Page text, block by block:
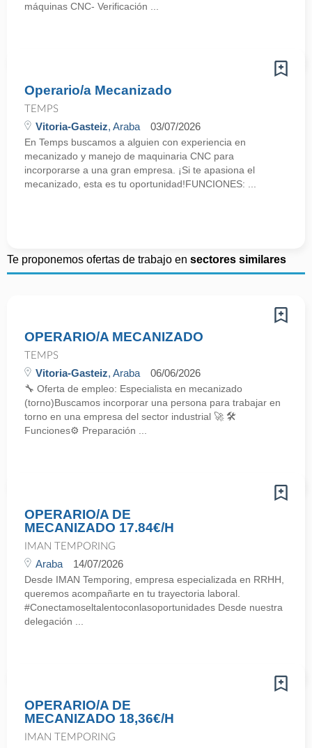
máquinas CNC- Verificación ...
Operario/a Mecanizado
TEMPS
Vitoria-Gasteiz, Araba 03/07/2026
En Temps buscamos a alguien con experiencia en
mecanizado y manejo de maquinaria CNC para
incorporarse a una gran empresa. ¡Si te apasiona el
mecanizado, esta es tu oportunidad!FUNCIONES: ...
Te proponemos ofertas de trabajo en sectores similares
OPERARIO/A MECANIZADO
TEMPS
Vitoria-Gasteiz, Araba 06/06/2026
🔧 Oferta de empleo: Especialista en mecanizado
(torno)Buscamos incorporar una persona para trabajar en
torno en una empresa del sector industrial 🚀 🛠️
Funciones⚙️ Preparación ...
OPERARIO/A DE
MECANIZADO 17.84€/H
IMAN TEMPORING
Araba 14/07/2026
Desde IMAN Temporing, empresa especializada en RRHH,
queremos acompañarte en tu trayectoria laboral.
#Conectamoseltalentoconlasoportunidades Desde nuestra
delegación ...
OPERARIO/A DE
MECANIZADO 18,36€/H
IMAN TEMPORING